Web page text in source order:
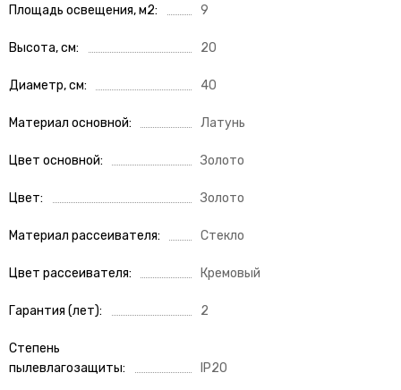
Площадь освещения, м2 9
Высота, см 20
Диаметр, см 40
Материал основной Латунь
Цвет основной Золото
Цвет Золото
Материал рассеивателя Стекло
Цвет рассеивателя Кремовый
Гарантия (лет) 2
Степень
пылевлагозащиты
IP20